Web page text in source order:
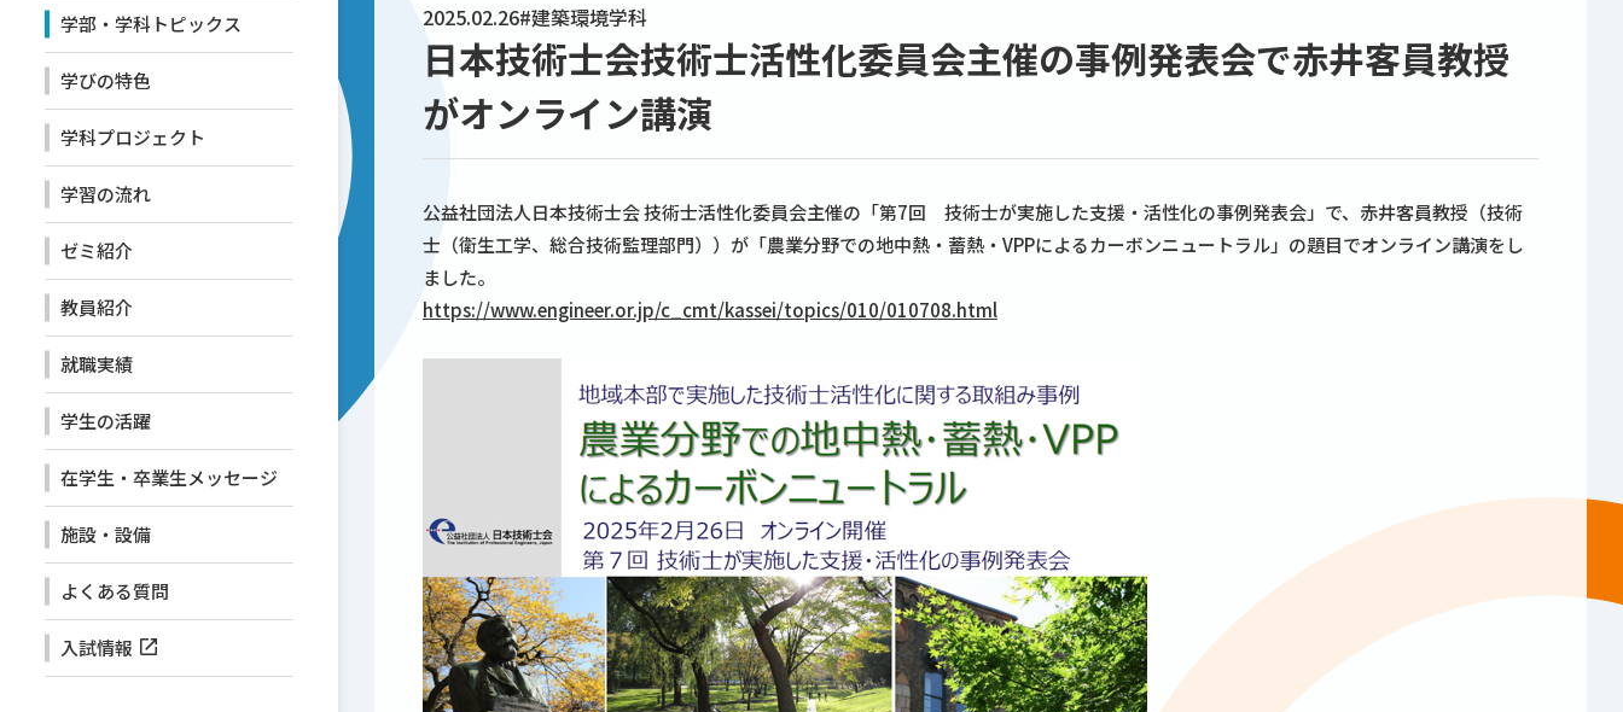
学部・学科トピックス
学びの特色
学科プロジェクト
学習の流れ
ゼミ紹介
教員紹介
就職実績
学生の活躍
在学生・卒業生メッセージ
施設・設備
よくある質問
入試情報
2025.02.26#建築環境学科
日本技術士会技術士活性化委員会主催の事例発表会で赤井客員教授
がオンライン講演
公益社団法人日本技術士会 技術士活性化委員会主催の「第7回 技術士が実施した支援・活性化の事例発表会」で、赤井客員教授（技術
士（衛生工学、総合技術監理部門））が「農業分野での地中熱・蓄熱・VPPによるカーボンニュートラル」の題目でオンライン講演をし
ました。
https://www.engineer.or.jp/c_cmt/kassei/topics/010/010708.html